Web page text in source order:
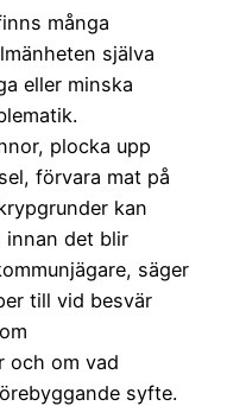
många
själva
eller minska
plocka upp
förvara mat på
kan
innan det blir
säger
till vid besvär
och om vad
syfte.